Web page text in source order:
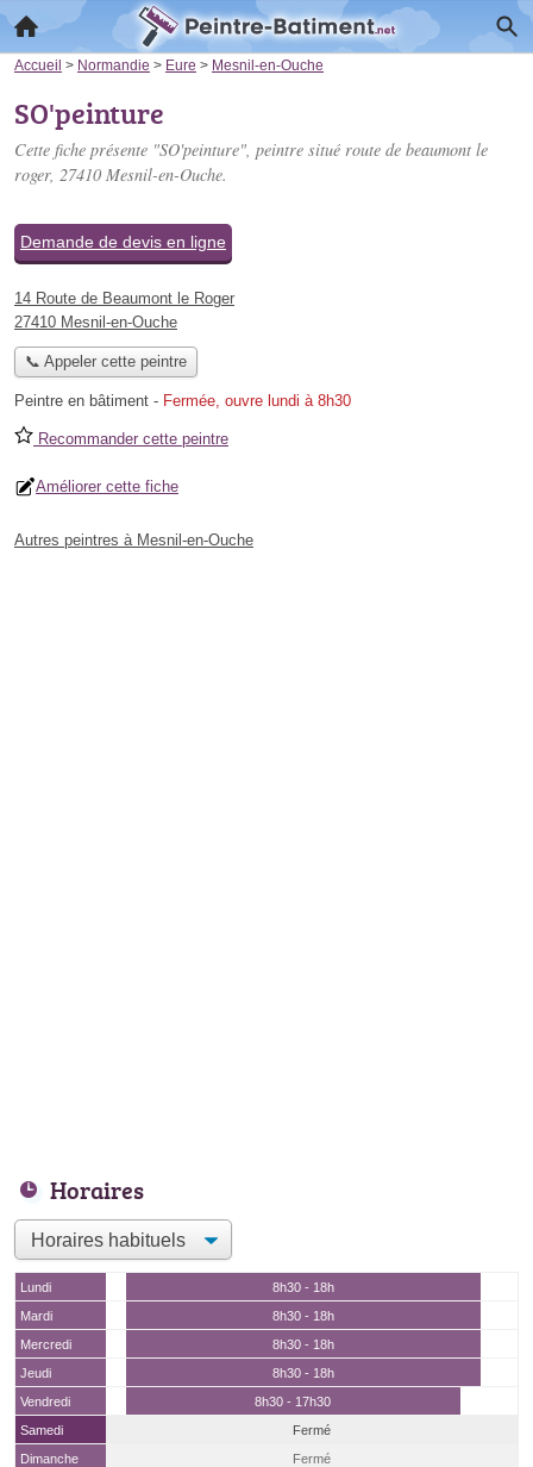
Accueil > Normandie > Eure > Mesnil-en-Ouche
SO'peinture
Cette fiche présente "SO'peinture", peintre situé route de beaumont le
roger, 27410 Mesnil-en-Ouche.
Demande de devis en ligne
14 Route de Beaumont le Roger
27410 Mesnil-en-Ouche
📞 Appeler cette peintre
Peintre en bâtiment - Fermée, ouvre lundi à 8h30
Recommander cette peintre
Améliorer cette fiche
Autres peintres à Mesnil-en-Ouche
Horaires
Lundi
8h30 - 18h
Mardi
8h30 - 18h
Mercredi
8h30 - 18h
Jeudi
8h30 - 18h
Vendredi
8h30 - 17h30
Samedi
Fermé
Dimanche
Fermé